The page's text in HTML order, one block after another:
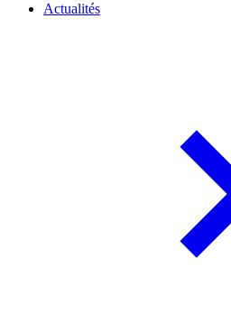
Actualités